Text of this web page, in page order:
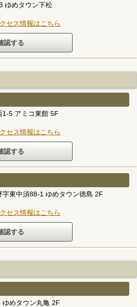
ゆめタウン下松
セス情報はこちら
1-5 アミコ東館 5F
セス情報はこちら
東中須88-1 ゆめタウン徳島 2F
セス情報はこちら
めタウン丸亀 2F